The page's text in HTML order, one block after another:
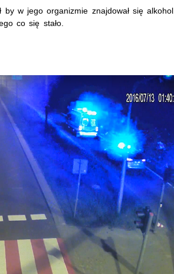
w jego organizmie znajdował się alkohol.
co się stało.